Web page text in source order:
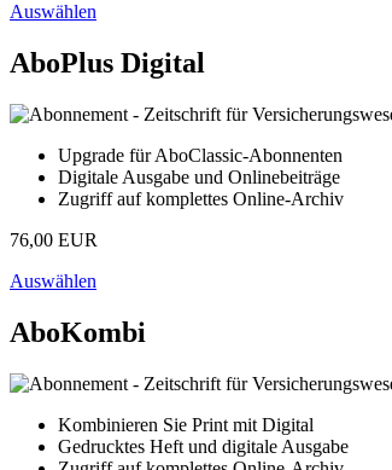
Auswählen
AboPlus Digital
Upgrade für AboClassic-Abonnenten
Digitale Ausgabe und Onlinebeiträge
Zugriff auf komplettes Online-Archiv
76,00 EUR
Auswählen
AboKombi
Kombinieren Sie Print mit Digital
Gedrucktes Heft und digitale Ausgabe